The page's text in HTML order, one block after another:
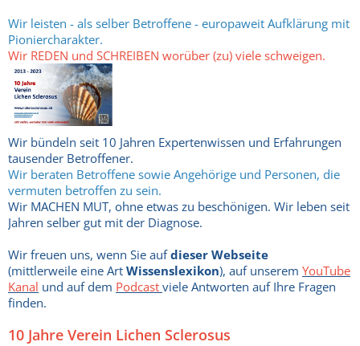
Wir leisten - als selber Betroffene - europaweit Aufklärung mit
Pioniercharakter.
Wir REDEN und SCHREIBEN worüber (zu) viele schweigen.
Wir bündeln seit 10 Jahren Expertenwissen und Erfahrungen
tausender Betroffener.
Wir beraten Betroffene sowie Angehörige und Personen, die
vermuten betroffen zu sein.
Wir MACHEN MUT, ohne etwas zu beschönigen. Wir leben seit
Jahren selber gut mit der Diagnose.
Wir freuen uns, wenn Sie aufdieser Webseite
(mittlerweile eine Art Wissenslexikon), auf unserem YouTube
Kanal und auf dem Podcast viele Antworten auf Ihre Fragen
finden.
10 Jahre Verein Lichen Sclerosus